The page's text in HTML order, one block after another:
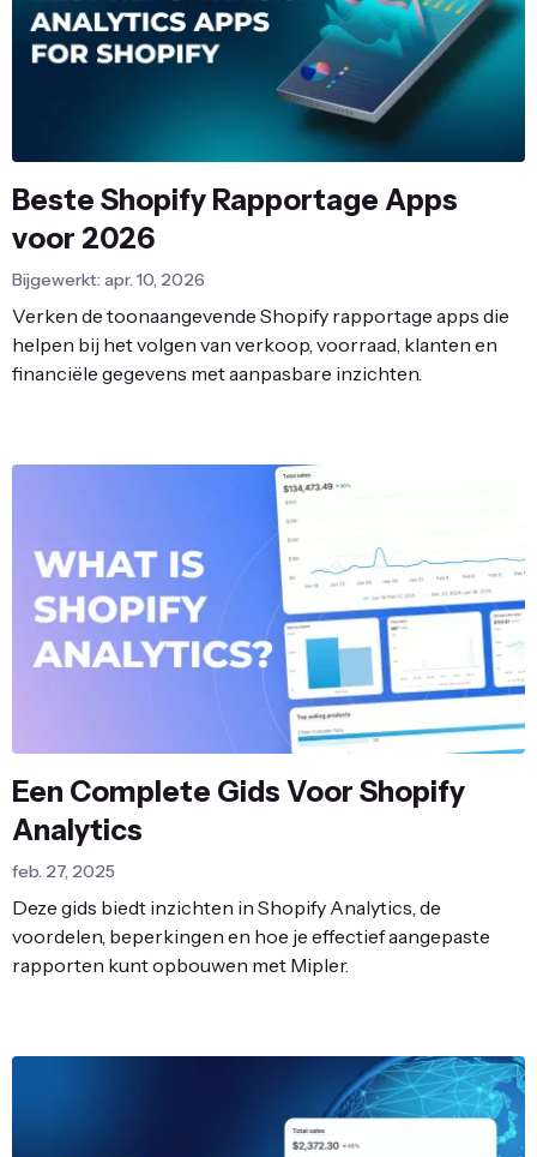
Beste Shopify Rapportage Apps
voor 2026
Bijgewerkt: apr. 10, 2026
Verken de toonaangevende Shopify rapportage apps die
helpen bij het volgen van verkoop, voorraad, klanten en
financiële gegevens met aanpasbare inzichten.
Een Complete Gids Voor Shopify
Analytics
feb. 27, 2025
Deze gids biedt inzichten in Shopify Analytics, de
voordelen, beperkingen en hoe je effectief aangepaste
rapporten kunt opbouwen met Mipler.